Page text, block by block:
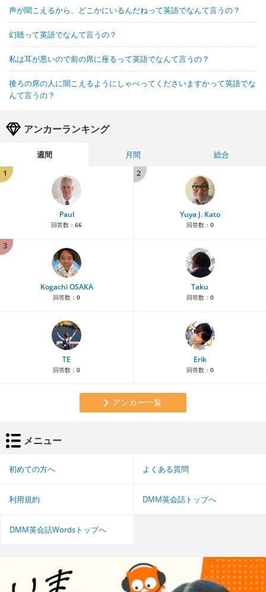
声が聞こえるから、どこかにいるんだねって英語でなんて言うの？
幻聴って英語でなんて言うの？
私は耳が悪いので前の席に座るって英語でなんて言うの？
後ろの席の人に聞こえるようにしゃべってくださいますかって英語でな
んて言うの？
アンカーランキング
週間 月間
総合
1
Paul
回答数： 66
2
Yuya J. Kato
回答数： 0
3
Kogachi OSAKA
回答数： 0
Taku
回答数： 0
TE
回答数： 0
Erik
回答数： 0
アンカー一覧
メニュー
初めての方へ よくある質問
利用規約 DMM英会話トップへ
DMM英会話Wordsトップへ